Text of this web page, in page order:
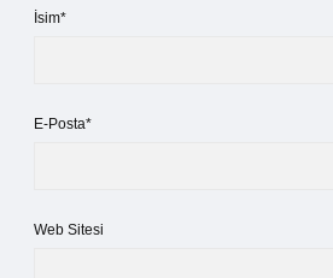
İsim*
E-Posta*
Web Sitesi